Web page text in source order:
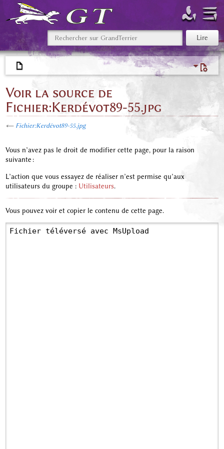
Voir la source de
Fichier:Kerdévot89-55.jpg
← Fichier:Kerdévot89-55.jpg
Vous n’avez pas le droit de modifier cette page, pour la raison
suivante :
L’action que vous essayez de réaliser n’est permise qu’aux
utilisateurs du groupe : Utilisateurs.
Vous pouvez voir et copier le contenu de cette page.